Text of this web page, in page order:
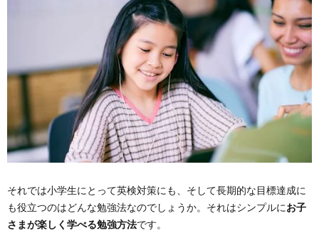
それでは小学生にとって英検対策にも、そして長期的な目標達成に
も役立つのはどんな勉強法なのでしょうか。それはシンプルにお子
さまが楽しく学べる勉強方法です。